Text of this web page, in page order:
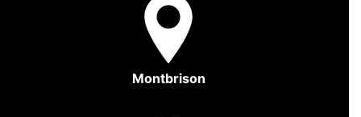
Montbrison